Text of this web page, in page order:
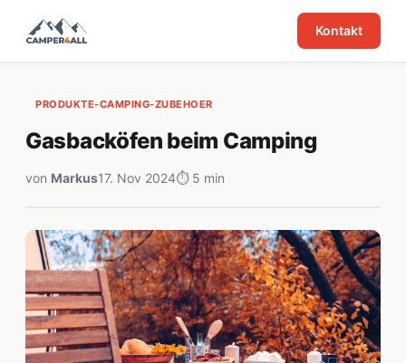
Kontakt
PRODUKTE-CAMPING-ZUBEHOER
Gasbacköfen beim Camping
von Markus17. Nov 2024⏱ 5 min